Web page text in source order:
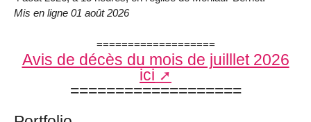
Mis en ligne 01 août 2026
===================
Avis de décès du mois de juilllet 2026
ici
===================